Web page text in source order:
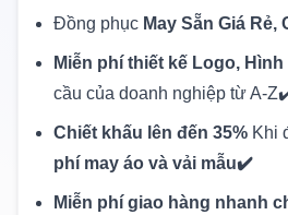
Đồng phục May Sẵn Giá
Miễn phí thiết kế Logo, Hình
cầu của doanh nghiệp từ A-
Chiết khấu lên đến 35% Khi
phí may áo và vải mẫu✔️
Miễn phí giao hàng nhanh